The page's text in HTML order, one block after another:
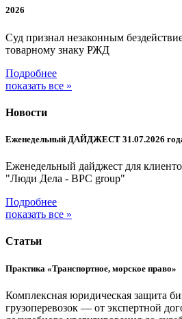
2026
Суд признал незаконным
товарному знаку РЖД
Подробнее
показать все »
Новости
Еженедельный ДАЙДЖЕСТ 31.07.2026
Еженедельный дайджест для
"Люди Дела - BPC group"
Подробнее
показать все »
Статьи
Практика «Транспортное, морское право»
Комплексная юридическая защита
грузоперевозок — от экспертной